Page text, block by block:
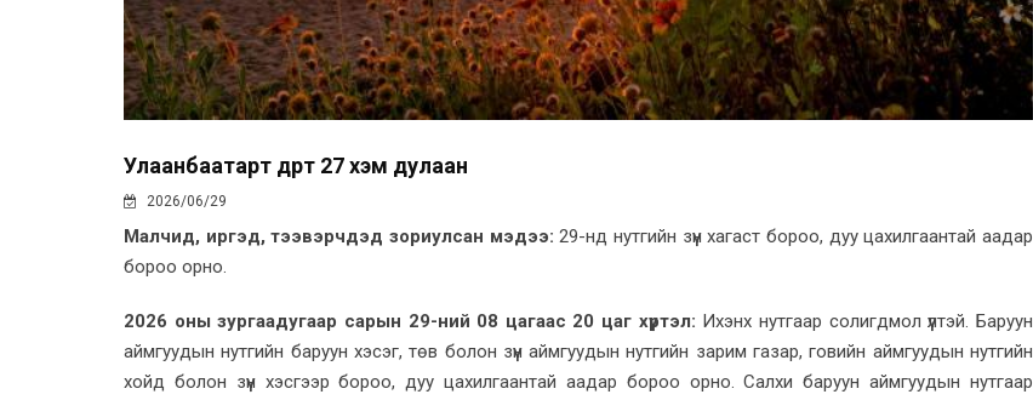
Улаанбаатарт өдөртөө 27 хэм дулаан
2026/06/29
Малчид, иргэд, тээвэрчдэд зориулсан мэдээ: 29-нд нутгийн зүүн хагаст бороо, дуу цахилгаантай аадар
бороо орно.
2026 оны зургаадугаар сарын 29-ний 08 цагаас 20 цаг хүртэл: Ихэнх нутгаар солигдмол үүлтэй. Баруун
аймгуудын нутгийн баруун хэсэг, төв болон зүүн аймгуудын нутгийн зарим газар, говийн аймгуудын нутгийн
хойд болон зүүн хэсгээр бороо, дуу цахилгаантай аадар бороо орно. Салхи баруун аймгуудын нутгаар